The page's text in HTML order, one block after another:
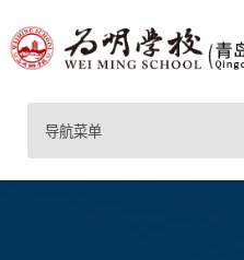
导航菜单